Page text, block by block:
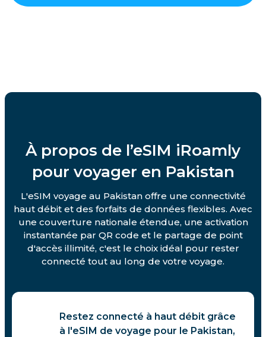
À propos de l’eSIM iRoamly
pour voyager en Pakistan
L'eSIM voyage au Pakistan offre une connectivité
haut débit et des forfaits de données flexibles. Avec
une couverture nationale étendue, une activation
instantanée par QR code et le partage de point
d'accès illimité, c'est le choix idéal pour rester
connecté tout au long de votre voyage.
Restez connecté à haut débit grâce
à l'eSIM de voyage pour le Pakistan,